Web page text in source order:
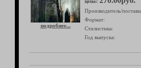
подробнее...
Производитель/
Формат:
Стилистика:
Год выпуска: